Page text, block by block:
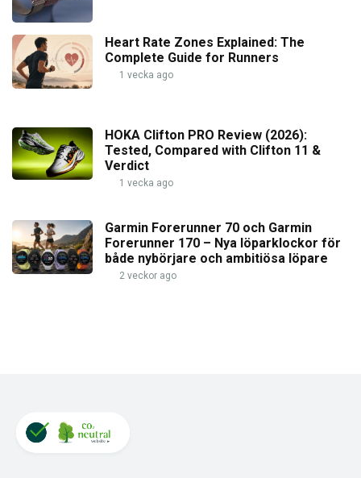
Heart Rate Zones Explained: The
Complete Guide for Runners
1 vecka ago
HOKA Clifton PRO Review (2026):
Tested, Compared with Clifton 11 &
Verdict
1 vecka ago
Garmin Forerunner 70 och Garmin
Forerunner 170 – Nya löparklockor för
både nybörjare och ambitiösa löpare
2 veckor ago